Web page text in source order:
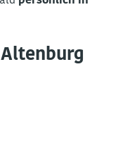
Altenburg